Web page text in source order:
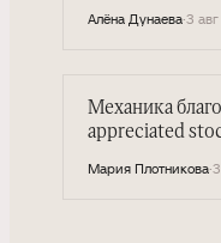
Алёна Дунаева·3
Механика
appreciated
Мария Плотникова·